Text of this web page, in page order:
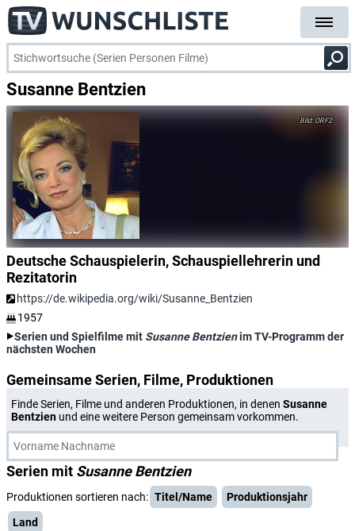
Susanne Bentzien
ORF2
Deutsche Schauspielerin, Schauspiellehrerin und
Rezitatorin
https://de.wikipedia.org/wiki/Susanne_Bentzien
1957
Serien und Spielfilme mit Susanne Bentzienim TV-Programm der
nächsten Wochen
Gemeinsame Serien, Filme, Produktionen
Finde Serien, Filme und anderen Produktionen, in denen Susanne
Bentzien und eine weitere Person gemeinsam vorkommen.
Serien mit Susanne Bentzien
Produktionen sortieren nach: Titel/Name
Produktionsjahr
Land